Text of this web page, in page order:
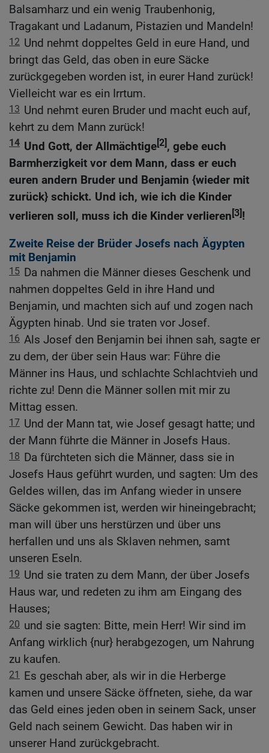
Balsamharz und ein wenig Traubenhonig,
Tragakant und Ladanum, Pistazien und Mandeln!
12 Und nehmt doppeltes Geld in eure Hand, und
bringt das Geld, das oben in eure Säcke
zurückgegeben worden ist, in eurer Hand zurück!
Vielleicht war es ein Irrtum.
13 Und nehmt euren Bruder und macht euch auf,
kehrt zu dem Mann zurück!
14 Und Gott, der Allmächtige[2], gebe euch
Barmherzigkeit vor dem Mann, dass er euch
euren andern Bruder und Benjamin {wieder mit
zurück} schickt. Und ich, wie ich die Kinder
verlieren soll, muss ich die Kinder verlieren [3]!
Zweite Reise der Brüder Josefs nach Ägypten
mit Benjamin
15 Da nahmen die Männer dieses Geschenk und
nahmen doppeltes Geld in ihre Hand und
Benjamin, und machten sich auf und zogen nach
Ägypten hinab. Und sie traten vor Josef.
16 Als Josef den Benjamin bei ihnen sah, sagte er
zu dem, der über sein Haus war: Führe die
Männer ins Haus, und schlachte Schlachtvieh und
richte zu! Denn die Männer sollen mit mir zu
Mittag essen.
17 Und der Mann tat, wie Josef gesagt hatte; und
der Mann führte die Männer in Josefs Haus.
18 Da fürchteten sich die Männer, dass sie in
Josefs Haus geführt wurden, und sagten: Um des
Geldes willen, das im Anfang wieder in unsere
Säcke gekommen ist, werden wir hineingebracht;
man will über uns herstürzen und über uns
herfallen und uns als Sklaven nehmen, samt
unseren Eseln.
19 Und sie traten zu dem Mann, der über Josefs
Haus war, und redeten zu ihm am Eingang des
Hauses;
20 und sie sagten: Bitte, mein Herr! Wir sind im
Anfang wirklich {nur} herabgezogen, um Nahrung
zu kaufen.
21 Es geschah aber, als wir in die Herberge
kamen und unsere Säcke öffneten, siehe, da war
das Geld eines jeden oben in seinem Sack, unser
Geld nach seinem Gewicht. Das haben wir in
unserer Hand zurückgebracht.